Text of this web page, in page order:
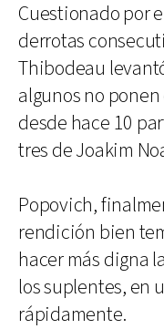
Cuestionado por
derrotas
Thibodeau
algunos no
desde hace 10
tres de Joakim
Popovich,
rendición bien
hacer más digna
los suplentes, en
rápidamente.